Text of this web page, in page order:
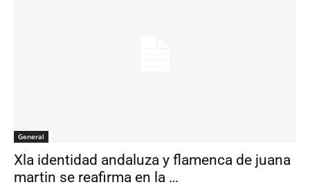
General
Xla identidad andaluza y flamenca de juana
martin se reafirma en la …